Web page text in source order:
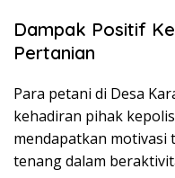
Dampak Positif
Pertanian
Para petani di Desa
kehadiran pihak
mendapatkan motivasi
tenang dalam